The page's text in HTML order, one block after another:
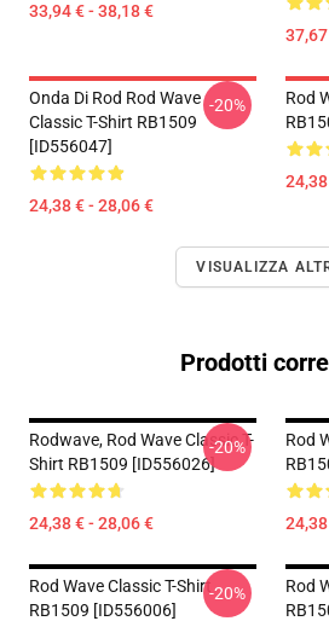
33,94 € - 38,18 €
Onda Di Rod Rod Wave
Classic T-Shirt RB1509
[ID556047]
24,38 € - 28,06 €
-20%
Rod
VISUALIZZA
Prodotti
Rodwave, Rod Wave Classic T-
Shirt RB1509 [ID556026]
24,38 € - 28,06 €
-20%
Rod
Rod Wave Classic T-Shirt
RB1509 [ID556006]
-20%
Rod